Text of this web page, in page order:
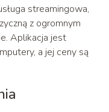
streamingowa,
z ogromnym
Aplikacja jest
a jej ceny są